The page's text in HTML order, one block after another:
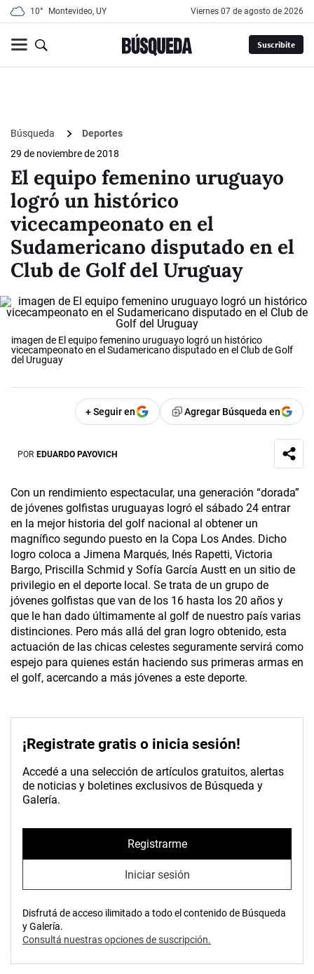
10° Montevideo, UY viernes 07 de agosto de 2026
Suscribite
Búsqueda
Deportes
29 de noviembre de 2018
El equipo femenino uruguayo
logró un histórico
vicecampeonato en el
Sudamericano disputado en el
Club de Golf del Uruguay
imagen de El equipo femenino uruguayo logró un histórico
vicecampeonato en el Sudamericano disputado en el Club de Golf
del Uruguay
+ Seguir en Agregar Búsqueda en
POR EDUARDO PAYOVICH
Con un rendimiento espectacular, una generación “dorada”
de jóvenes golfistas uruguayas logró el sábado 24 entrar
en la mejor historia del golf nacional al obtener un
magnífico segundo puesto en la Copa Los Andes. Dicho
logro coloca a Jimena Marqués, Inés Rapetti, Victoria
Bargo, Priscilla Schmid y Sofía García Austt en un sitio de
privilegio en el deporte local. Se trata de un grupo de
jóvenes golfistas que van de los 16 hasta los 20 años y
que le han dado últimamente al golf de nuestro país varias
distinciones. Pero más allá del gran logro obtenido, esta
actuación de las chicas celestes seguramente servirá como
espejo para quienes están haciendo sus primeras armas en
el golf, acercando a más jóvenes a este deporte.
¡Registrate gratis o inicia sesión!
Accedé a una selección de artículos gratuitos, alertas
de noticias y boletines exclusivos de Búsqueda y
Galería.
Registrarme
Iniciar sesión
Disfrutá de acceso ilimitado a todo el contenido de Búsqueda
y Galería.
Consultá nuestras opciones de suscripción.